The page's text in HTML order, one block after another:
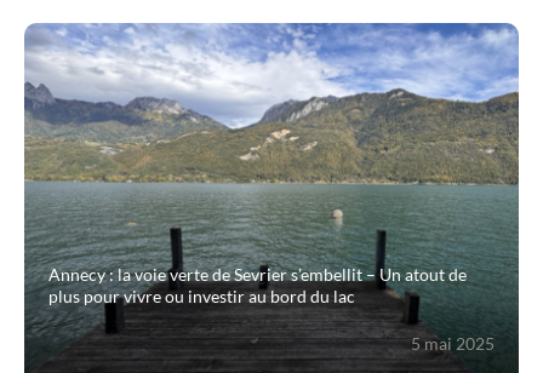
Annecy : la voie verte de Sevrier s’embellit – Un atout de
plus pour vivre ou investir au bord du lac
5 mai 2025